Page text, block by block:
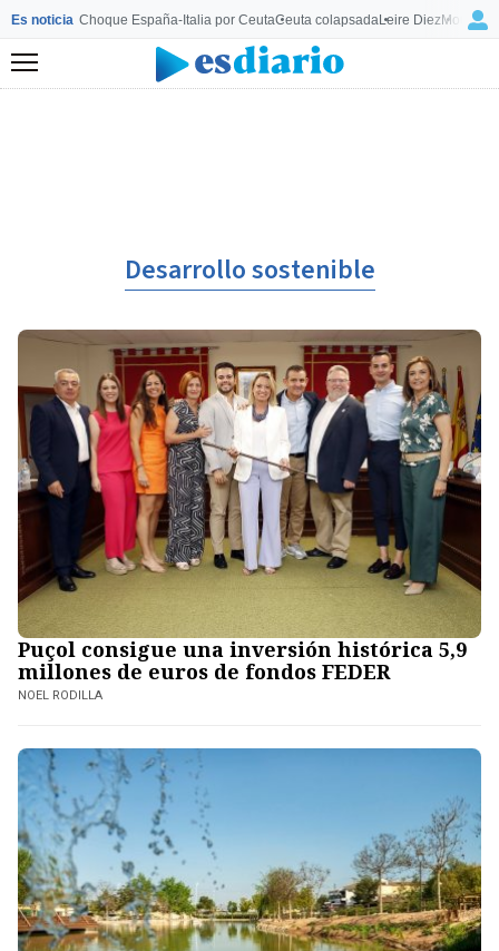
Es noticia Choque España-Italia por CeutaCeuta colapsadaLeire Diez
Menú
Desarrollo sostenible
Puçol consigue una inversión histórica 5,9
millones de euros de fondos FEDER
NOEL RODILLA